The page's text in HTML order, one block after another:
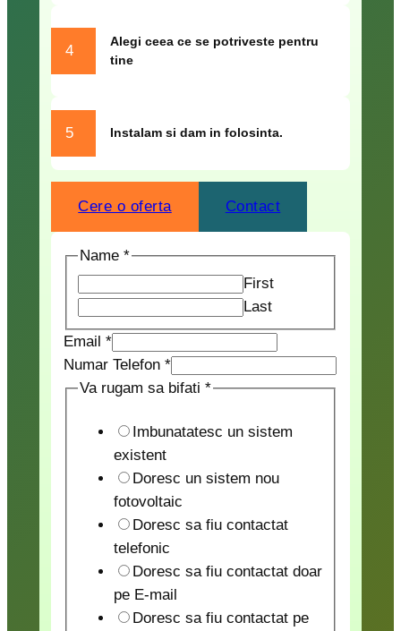
4
Alegi ceea ce se potriveste pentru
tine
5 Instalam si dam in folosinta.
Cere o oferta Contact
Name*
First
Last
Email *
Numar Telefon *
N Va rugam sa bifati*
Imbunatatesc un sistem
existent
Doresc un sistem nou
fotovoltaic
Doresc sa fiu contactat
telefonic
Doresc sa fiu contactat doar
pe E-mail
Doresc sa fiu contactat pe